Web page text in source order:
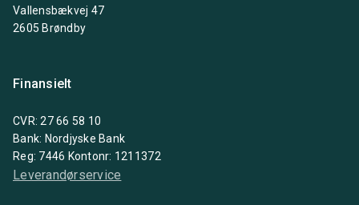
Vallensbækvej 47
2605 Brøndby
Finansielt
CVR: 27 66 58 10
Bank: Nordjyske Bank
Reg: 7446 Kontonr: 1211372
Leverandørservice